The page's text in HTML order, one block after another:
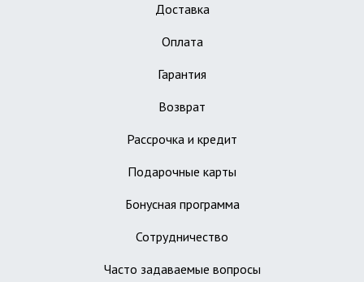
Доставка
Оплата
Гарантия
Возврат
Рассрочка и кредит
Подарочные карты
Бонусная программа
Сотрудничество
Часто задаваемые вопросы